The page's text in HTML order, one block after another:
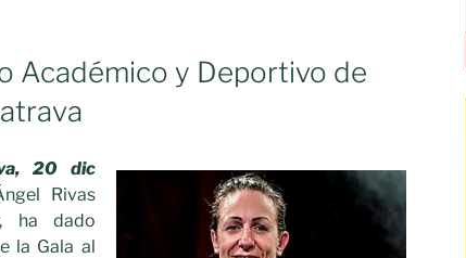
Académico y Deportivo de
20 dic
Rivas
ha dado
la Gala al